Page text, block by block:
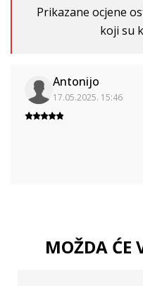
Prikazane ocjene
koji su
Antonijo
17.05.2025. 15:46
MOŽDA ĆE